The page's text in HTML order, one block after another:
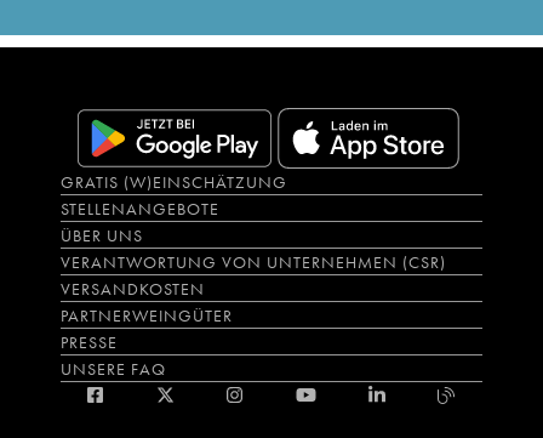
GRATIS (W)EINSCHÄTZUNG
STELLENANGEBOTE
ÜBER UNS
VERANTWORTUNG VON UNTERNEHMEN (CSR)
VERSANDKOSTEN
PARTNERWEINGÜTER
PRESSE
UNSERE FAQ